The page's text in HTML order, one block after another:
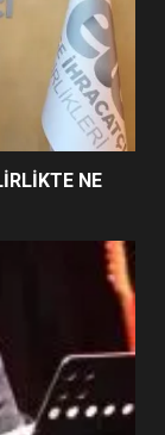
NEYİ
NE